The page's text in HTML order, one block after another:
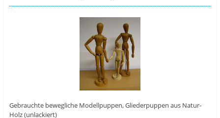
Gebrauchte bewegliche Modellpuppen, Gliederpuppen aus Natur-
Holz (unlackiert)